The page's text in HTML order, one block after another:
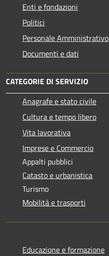
Enti e fondazioni
Politici
Personale Amministrativo
Documenti e dati
CATEGORIE DI SERVIZIO
Anagrafe e stato civile
Cultura e tempo libero
Vita lavorativa
Imprese e Commercio
Appalti pubblici
Catasto e urbanistica
Turismo
Mobilità e trasporti
Educazione e formazione